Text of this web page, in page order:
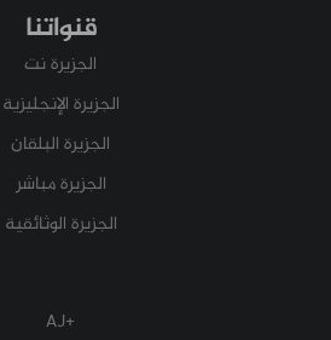
قنواتنا
الجزيرة نت
الجزيرة الإنجليزية
الجزيرة البلقان
الجزيرة مباشر
الجزيرة الوثائقية
+AJ